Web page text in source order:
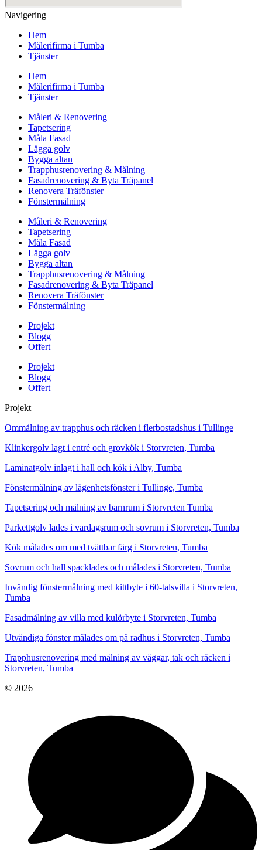
Navigering
Hem
Målerifirma i Tumba
Tjänster
Hem
Målerifirma i Tumba
Tjänster
Måleri & Renovering
Tapetsering
Måla Fasad
Lägga golv
Bygga altan
Trapphusrenovering & Målning
Fasadrenovering & Byta Träpanel
Renovera Träfönster
Fönstermålning
Måleri & Renovering
Tapetsering
Måla Fasad
Lägga golv
Bygga altan
Trapphusrenovering & Målning
Fasadrenovering & Byta Träpanel
Renovera Träfönster
Fönstermålning
Projekt
Blogg
Offert
Projekt
Blogg
Offert
Projekt
Ommålning av trapphus och räcken i flerbostadshus i Tullinge
Klinkergolv lagt i entré och grovkök i Storvreten, Tumba
Laminatgolv inlagt i hall och kök i Alby, Tumba
Fönstermålning av lägenhetsfönster i Tullinge, Tumba
Tapetsering och målning av barnrum i Storvreten Tumba
Parkettgolv lades i vardagsrum och sovrum i Storvreten, Tumba
Kök målades om med tvättbar färg i Storvreten, Tumba
Sovrum och hall spacklades och målades i Storvreten, Tumba
Invändig fönstermålning med kittbyte i 60-talsvilla i Storvreten,
Tumba
Fasadmålning av villa med kulörbyte i Storvreten, Tumba
Utvändiga fönster målades om på radhus i Storvreten, Tumba
Trapphusrenovering med målning av väggar, tak och räcken i
Storvreten, Tumba
© 2026